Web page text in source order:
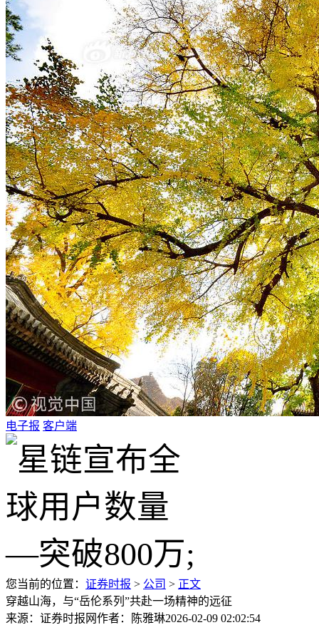
电子报 客户端
您当前的位置： 证券时报 > 公司 > 正文
穿越山海，与“岳伦系列”共赴一场精神的远征
来源：证券时报网作者：陈雅琳2026-02-09 02:02:54